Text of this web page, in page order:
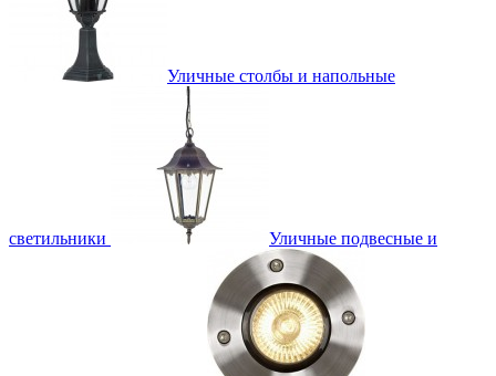
Уличные столбы и напольные
светильники Уличные подвесные и